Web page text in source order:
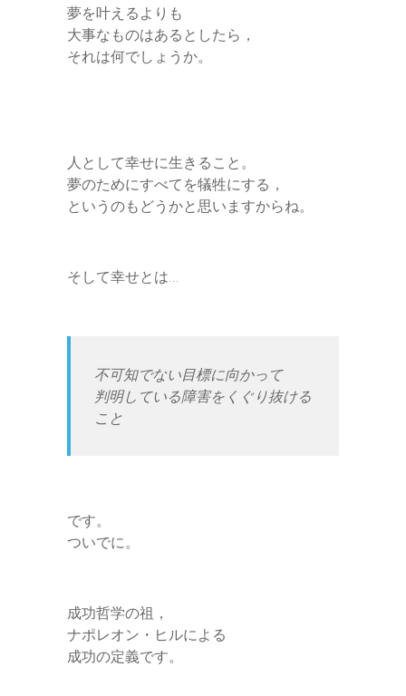
夢を叶えるよりも
大事なものはあるとしたら，
それは何でしょうか。
人として幸せに生きること。
夢のためにすべてを犠牲にする，
というのもどうかと思いますからね。
そして幸せとは…
不可知でない目標に向かって
判明している障害をくぐり抜ける
こと
です。
ついでに。
成功哲学の祖，
ナポレオン・ヒルによる
成功の定義です。